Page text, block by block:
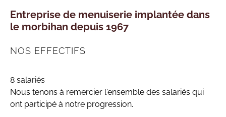
Entreprise de menuiserie implantée dans
le morbihan depuis 1967
NOS EFFECTIFS
8 salariés
Nous tenons à remercier l'ensemble des salariés qui
ont participé à notre progression.